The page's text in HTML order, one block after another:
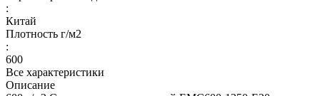
:
Китай
Плотность г/м2
:
600
Все характеристики
Описание